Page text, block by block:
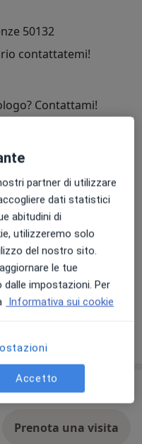
50132
contattatemi!
Contattami!
Prenota una visita
partner di utilizzare
dati statistici
abitudini di
utilizzeremo solo
del nostro sito.
le tue
impostazioni. Per
Informativa sui cookie
Accetto